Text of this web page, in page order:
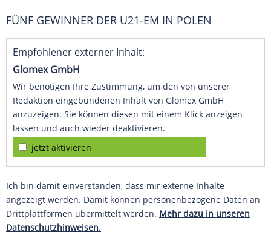
FÜNF GEWINNER DER U21-EM IN POLEN
Empfohlener externer Inhalt:
Glomex GmbH
Wir benötigen Ihre Zustimmung, um den von unserer
Redaktion eingebundenen Inhalt von Glomex GmbH
anzuzeigen. Sie können diesen mit einem Klick anzeigen
lassen und auch wieder deaktivieren.
jetzt aktivieren
Ich bin damit einverstanden, dass mir externe Inhalte
angezeigt werden. Damit können personenbezogene Daten an
Drittplattformen übermittelt werden. Mehr dazu in unseren
Datenschutzhinweisen.